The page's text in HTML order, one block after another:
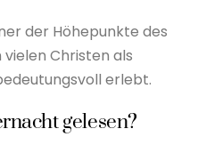
der Höhepunkte des
Christen als
erlebt.
gelesen?